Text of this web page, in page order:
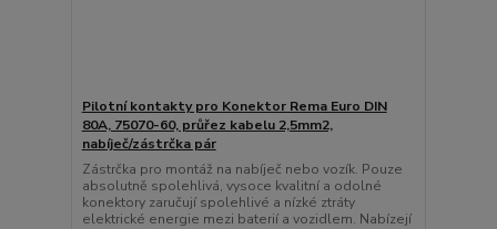
Pilotní kontakty pro Konektor Rema Euro DIN
80A, 75070-60, průřez kabelu 2,5mm2,
nabíječ/zástrčka pár
Zástrčka pro montáž na nabíječ nebo vozík. Pouze
absolutně spolehlivá, vysoce kvalitní a odolné
konektory zaručují spolehlivé a nízké ztráty
elektrické energie mezi baterií a vozidlem. Nabízejí